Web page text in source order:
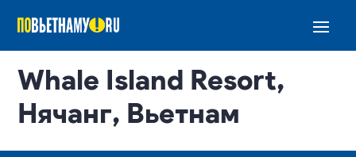
Whale Island Resort,
Нячанг, Вьетнам